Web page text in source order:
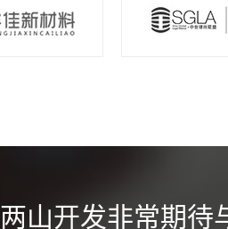
不少货运公司
两山开发非常期待